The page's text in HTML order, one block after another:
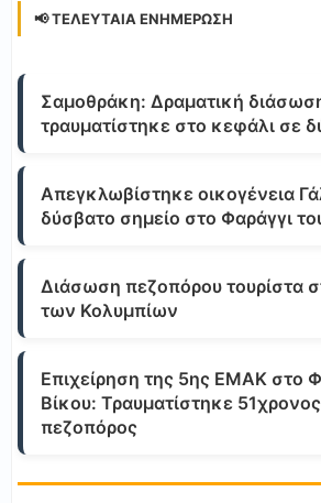
📢 ΤΕΛΕΥΤΑΊΑ ΕΝΗΜΈΡΩΣΗ
Σαμοθράκη: Δραματική
τραυματίστηκε στο κεφάλι σε
Απεγκλωβίστηκε οικογένεια
δύσβατο σημείο στο Φαράγγι
Διάσωση πεζοπόρου τουρίστα
των Κολυμπίων
Επιχείρηση της 5ης ΕΜΑΚ στο
Βίκου: Τραυματίστηκε
πεζοπόρος